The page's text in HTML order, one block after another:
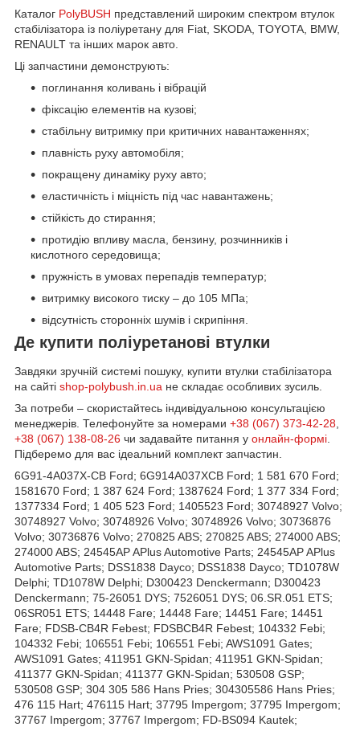
Каталог PolyBUSH представлений широким спектром втулок
стабілізатора із поліуретану для Fiat, SKODA, TOYOTA, BMW,
RENAULT та інших марок авто.
Ці запчастини демонструють:
поглинання коливань і вібрацій
фіксацію елементів на кузові;
стабільну витримку при критичних навантаженнях;
плавність руху автомобіля;
покращену динаміку руху авто;
еластичність і міцність під час навантажень;
стійкість до стирання;
протидію впливу масла, бензину, розчинників і
кислотного середовища;
пружність в умовах перепадів температур;
витримку високого тиску – до 105 МПа;
відсутність сторонніх шумів і скрипіння.
Де купити поліуретанові втулки
Завдяки зручній системі пошуку, купити втулки стабілізатора
на сайті shop-polybush.in.ua не складає особливих зусиль.
За потреби – скористайтесь індивідуальною консультацією
менеджерів. Телефонуйте за номерами +38 (067) 373-42-28
+38 (067) 138-08-26 чи задавайте питання у онлайн-формі
Підберемо для вас ідеальний комплект запчастин.
6G91-4A037X-CB Ford; 6G914A037XCB Ford; 1 581 670 Ford;
1581670 Ford; 1 387 624 Ford; 1387624 Ford; 1 377 334 Ford;
1377334 Ford; 1 405 523 Ford; 1405523 Ford; 30748927 Volvo;
30748927 Volvo; 30748926 Volvo; 30748926 Volvo; 30736876
Volvo; 30736876 Volvo; 270825 ABS; 270825 ABS; 274000 ABS;
274000 ABS; 24545AP APlus Automotive Parts; 24545AP APlus
Automotive Parts; DSS1838 Dayco; DSS1838 Dayco; TD1078W
Delphi; TD1078W Delphi; D300423 Denckermann; D300423
Denckermann; 75-26051 DYS; 7526051 DYS; 06.SR.051 ETS;
06SR051 ETS; 14448 Fare; 14448 Fare; 14451 Fare; 14451
Fare; FDSB-CB4R Febest; FDSBCB4R Febest; 104332 Febi;
104332 Febi; 106551 Febi; 106551 Febi; AWS1091 Gates;
AWS1091 Gates; 411951 GKN-Spidan; 411951 GKN-Spidan;
411377 GKN-Spidan; 411377 GKN-Spidan; 530508 GSP;
530508 GSP; 304 305 586 Hans Pries; 304305586 Hans Pries;
476 115 Hart; 476115 Hart; 37795 Impergom; 37795 Impergom;
37767 Impergom; 37767 Impergom; FD-BS094 Kautek;